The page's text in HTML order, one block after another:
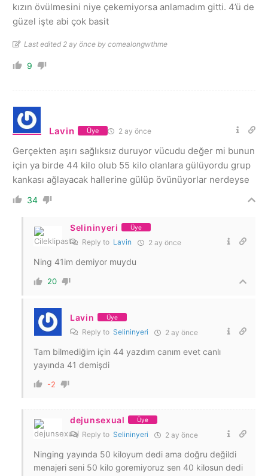
kızın övülmesini niye çekemiyorsa anlamadım gitti. 4’ü de
güzel işte abi çok basit
Last edited 2 ay önce by comealongwthme
9
Lavin Üye 2 ay önce
Gerçekten aşırı sağlıksız duruyor vücudu değer mi bunun
için ya birde 44 kilo olub 55 kilo olanlara gülüyordu grup
kankası ağlayacak hallerine gülüp övünüyorlar nerdeyse
34
Selininyeri Üye
Reply to Lavin 2 ay önce
Ning 41im demiyor muydu
20
Lavin Üye
Reply to Selininyeri 2 ay önce
Tam bilmediğim için 44 yazdım canım evet canlı
yayında 41 demişdi
-2
dejunsexual Üye
Reply to Selininyeri 2 ay önce
Ninging yayında 50 kiloyum dedi ama doğru değildi
menajeri seni 50 kilo goremiyoruz sen 40 kilosun dedi